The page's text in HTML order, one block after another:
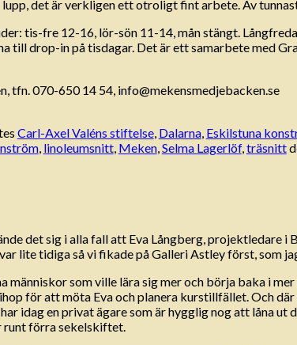
det är verkligen ett otroligt fint arbete. Av
tis-fre 12-16, lör-sön 11-14, mån stängt.
till drop-in på tisdagar. Det är ett samarbete med
tfn. 070-650 14 54, info@mekensmedjebacken.se
Carl-Axel Valéns stiftelse, Dalarna, Eskilstuna
, linoleumsnitt, Meken,Selma Lagerlöf,träsnitt
det sig i alla fall att Eva Långberg,
lite tidiga så vi fikade på Galleri Astley först, som
människor som ville lära sig mer och börja baka i
för att möta Eva och planera kurstillfället. Och
idag en privat ägare som är hygglig nog att låna
runt förra sekelskiftet.